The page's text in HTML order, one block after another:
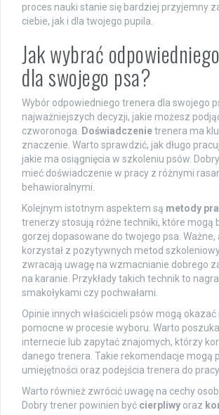
proces nauki stanie się bardziej przyjemny
ciebie, jak i dla twojego pupila.
Jak wybrać
dla swojego psa?
Wybór odpowiedniego trenera dla swojego
najważniejszych decyzji, jakie możesz
czworonoga. Doświadczenietrenera ma
znaczenie. Warto sprawdzić, jak długo
jakie ma osiągnięcia w szkoleniu psów.
mieć doświadczenie w pracy z różnymi
behawioralnymi.
Kolejnym istotnym aspektem są metody
trenerzy stosują różne techniki, które mogą
gorzej dopasowane do twojego psa. Ważne,
korzystał z pozytywnych metod
zwracają uwagę na wzmacnianie dobrego
na karanie. Przykłady takich technik to
smakołykami czy pochwałami.
Opinie innych właścicieli psów mogą
pomocne w procesie wyboru. Warto
internecie lub zapytać znajomych, którzy
danego trenera. Takie rekomendacje mogą
umiejętności oraz podejścia trenera do
Warto również zwrócić uwagę na cechy
Dobry trener powinien być cierpliwy oraz